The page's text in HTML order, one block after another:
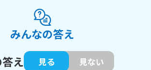
みんなの答え
え
見る 見ない